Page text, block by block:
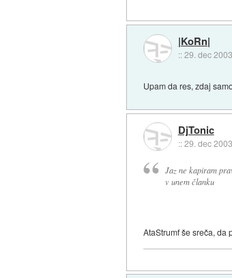
|KoRn|
::29. dec
Upam da res, zdaj
DjTonic
::29. dec
Jaz ne kapiram
v unem članku
AtaStrumf še sreča, da